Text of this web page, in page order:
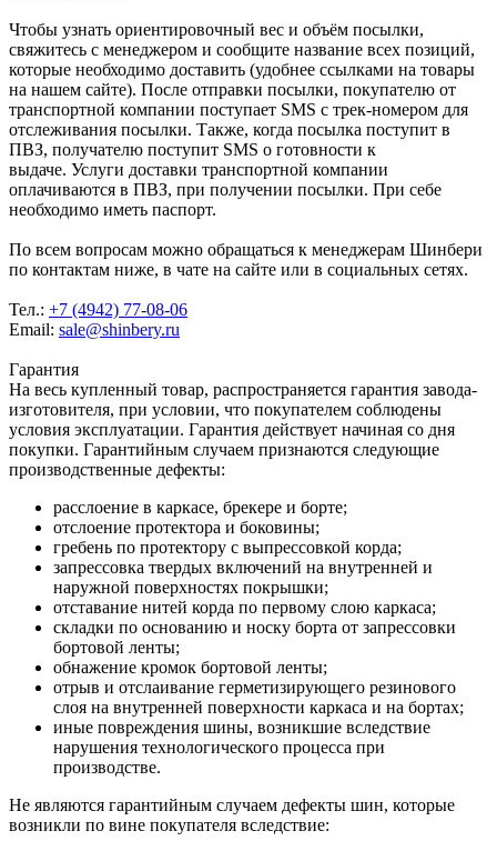
Чтобы узнать ориентировочный вес и объём посылки,
свяжитесь с менеджером и сообщите название всех позиций,
которые необходимо доставить (удобнее ссылками на товары
на нашем сайте). После отправки посылки, покупателю от
транспортной компании поступает SMS с трек-номером для
отслеживания посылки. Также, когда посылка поступит в
ПВЗ, получателю поступит SMS о готовности к
выдаче. Услуги доставки транспортной компании
оплачиваются в ПВЗ, при получении посылки. При себе
необходимо иметь паспорт.
По всем вопросам можно обращаться к менеджерам Шинбери
по контактам ниже, в чате на сайте или в социальных сетях.
Тел.: +7 (4942) 77-08-06
Email: sale@shinbery.ru
Гарантия
На весь купленный товар, распространяется гарантия завода-
изготовителя, при условии, что покупателем соблюдены
условия эксплуатации. Гарантия действует начиная со дня
покупки. Гарантийным случаем признаются следующие
производственные дефекты:
расслоение в каркасе, брекере и борте;
отслоение протектора и боковины;
гребень по протектору с выпрессовкой корда;
запрессовка твердых включений на внутренней и
наружной поверхностях покрышки;
отставание нитей корда по первому слою каркаса;
складки по основанию и носку борта от запрессовки
бортовой ленты;
обнажение кромок бортовой ленты;
отрыв и отслаивание герметизирующего резинового
слоя на внутренней поверхности каркаса и на бортах;
иные повреждения шины, возникшие вследствие
нарушения технологического процесса при
производстве.
Не являются гарантийным случаем дефекты шин, которые
возникли по вине покупателя вследствие: